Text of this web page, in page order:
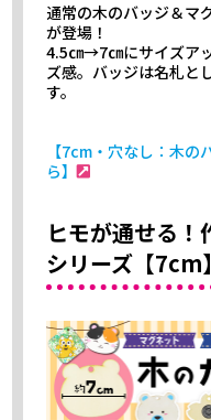
通常の木のバッジ＆マ
が登場！
4.5㎝→7㎝にサイズア
ズ感。バッジは名札と
す。
【7cm・穴なし：木
ら】
ヒモが通せる！
シリーズ【7cm】